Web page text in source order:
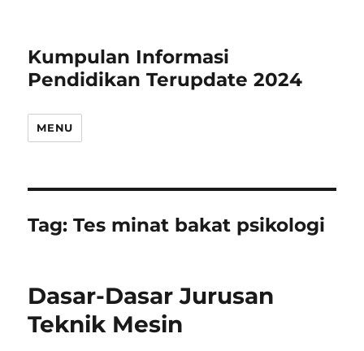
Kumpulan Informasi
Pendidikan Terupdate 2024
MENU
Tag:Tes minat bakat psikologi
Dasar-Dasar Jurusan
Teknik Mesin